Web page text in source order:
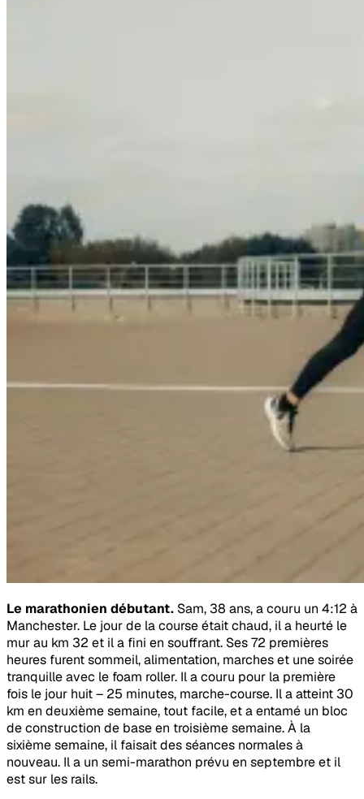
Le marathonien débutant. Sam, 38 ans, a couru un 4:12 à
Manchester. Le jour de la course était chaud, il a heurté le
mur au km 32 et il a fini en souffrant. Ses 72 premières
heures furent sommeil, alimentation, marches et une soirée
tranquille avec le foam roller. Il a couru pour la première
fois le jour huit – 25 minutes, marche-course. Il a atteint 30
km en deuxième semaine, tout facile, et a entamé un bloc
de construction de base en troisième semaine. À la
sixième semaine, il faisait des séances normales à
nouveau. Il a un semi-marathon prévu en septembre et il
est sur les rails.